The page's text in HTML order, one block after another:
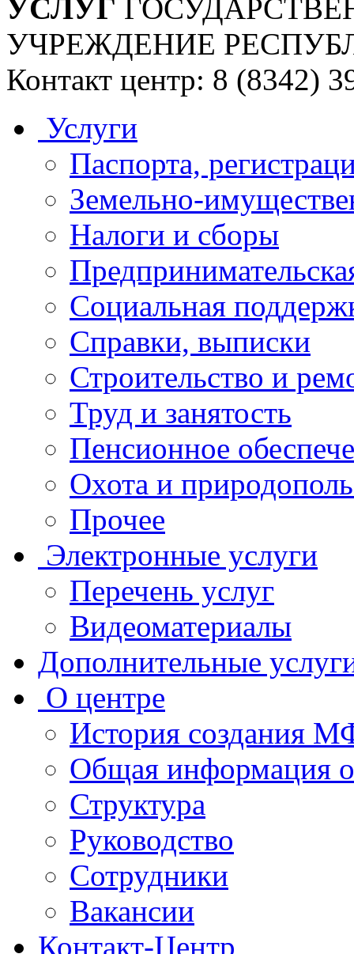
УСЛУГ
УЧРЕЖДЕНИЕ
Контакт центр: 8 (8342)
Услуги
Паспорта,
Земельно-
Налоги и сборы
Социальная
Справки, выписки
Строительство и
Труд и занятость
Пенсионное
Охота и
Прочее
Электронные услуги
Перечень услуг
Видеоматериалы
Дополнительные
О центре
История создания
Общая
Структура
Руководство
Сотрудники
Вакансии
Контакт-Центр